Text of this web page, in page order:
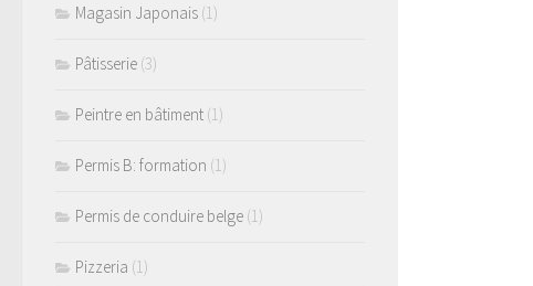
Magasin Japonais (1)
Pâtisserie (3)
Peintre en bâtiment (1)
Permis B: formation (1)
Permis de conduire belge (1)
Pizzeria (1)